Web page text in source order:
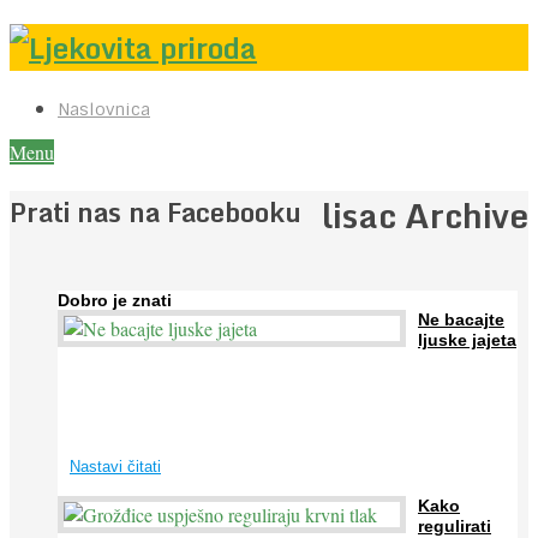
Naslovnica
Menu
lisac Archive
Dobro je znati
Ne bacajte
ljuske jajeta
Nastavi čitati
Kako
regulirati
Prati nas na Facebooku